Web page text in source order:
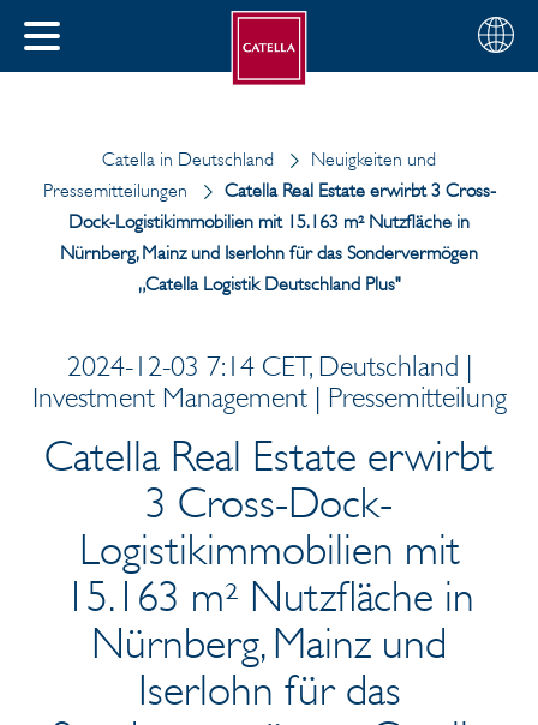
SCHLIESSEN
Wählen
Sie
Deutsch
Catella in Deutschland
Neuigkeiten und
Pressemitteilungen
Catella Real Estate erwirbt 3 Cross-
Dock-Logistikimmobilien mit 15.163 m² Nutzfläche in
Nürnberg, Mainz und Iserlohn für das Sondervermögen
„Catella Logistik Deutschland Plus"
2024-12-03 7:14 CET, Deutschland |
Investment Management | Pressemitteilung
Catella Real Estate erwirbt
3 Cross-Dock-
Logistikimmobilien mit
15.163 m² Nutzfläche in
Nürnberg, Mainz und
Iserlohn für das